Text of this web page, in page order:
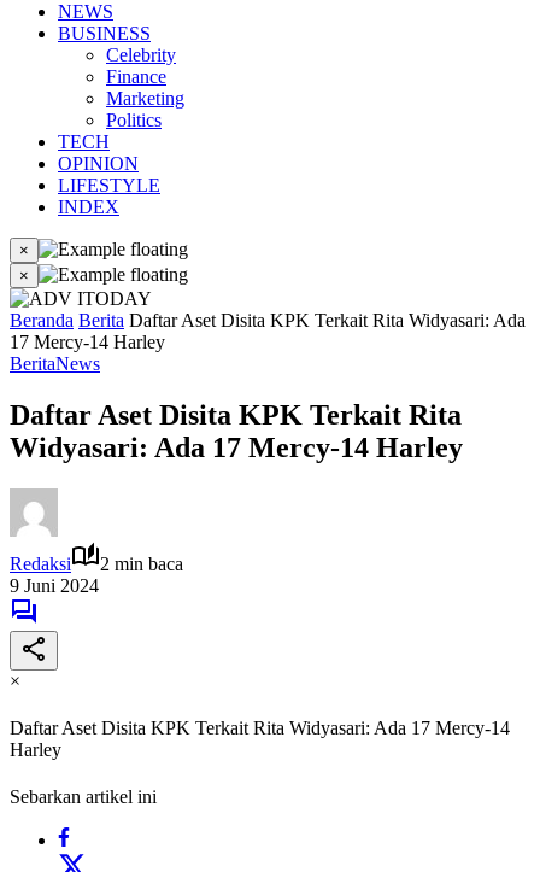
NEWS
BUSINESS
Celebrity
Finance
Marketing
Politics
TECH
OPINION
LIFESTYLE
INDEX
×
×
Beranda Berita Daftar Aset Disita KPK Terkait Rita Widyasari: Ada
17 Mercy-14 Harley
BeritaNews
Daftar Aset Disita KPK Terkait Rita
Widyasari: Ada 17 Mercy-14 Harley
Redaksi
2 min baca
9 Juni 2024
×
Daftar Aset Disita KPK Terkait Rita Widyasari: Ada 17 Mercy-14
Harley
Sebarkan artikel ini